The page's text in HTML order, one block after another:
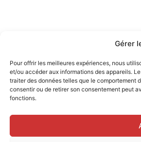
Gérer
Pour offrir les meilleures expériences, nous
et/ou accéder aux informations des appareils.
traiter des données telles que le comportement
consentir ou de retirer son consentement peut
fonctions.